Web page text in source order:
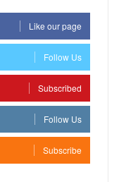
Like our page
Follow Us
Subscribed
Follow Us
Subscribe